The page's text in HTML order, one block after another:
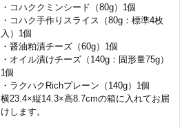
・コハククミンシード（80g）1個
・コハク手作りスライス（80g：標準4枚
入）1個
・醤油粕漬チーズ（60g）1個
・オイル漬けチーズ（140g：固形量75g）
1個
・ラクハクRichプレーン（140g）1個
横23.4×縦14.3×高8.7cmの箱に入れてお届
けします。